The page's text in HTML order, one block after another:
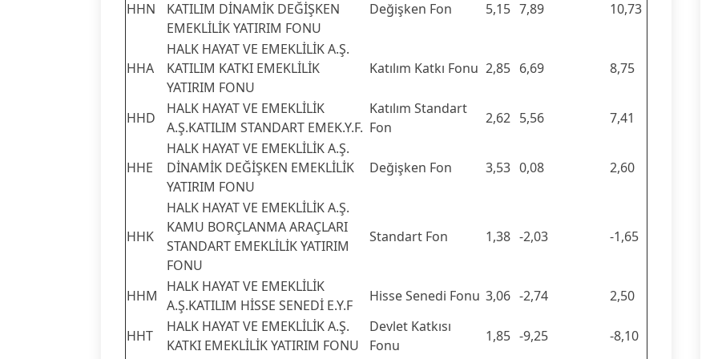
HHN
KATILIM DİNAMİK DEĞİŞKEN
EMEKLİLİK YATIRIM FONU
Değişken Fon 5,15 7,89 10,73
HHA
HALK HAYAT VE EMEKLİLİK A.Ş.
KATILIM KATKI EMEKLİLİK
YATIRIM FONU
Katılım Katkı Fonu 2,85 6,69 8,75
HHD
HALK HAYAT VE EMEKLİLİK
A.Ş.KATILIM STANDART EMEK.Y.F.
Katılım Standart
Fon
2,62 5,56 7,41
HHE
HALK HAYAT VE EMEKLİLİK A.Ş.
DİNAMİK DEĞİŞKEN EMEKLİLİK
YATIRIM FONU
Değişken Fon 3,53 0,08 2,60
HHK
HALK HAYAT VE EMEKLİLİK A.Ş.
KAMU BORÇLANMA ARAÇLARI
STANDART EMEKLİLİK YATIRIM
FONU
Standart Fon 1,38 -2,03 -1,65
HHM
HALK HAYAT VE EMEKLİLİK
A.Ş.KATILIM HİSSE SENEDİ E.Y.F
Hisse Senedi Fonu 3,06 -2,74 2,50
HHT
HALK HAYAT VE EMEKLİLİK A.Ş.
KATKI EMEKLİLİK YATIRIM FONU
Devlet Katkısı
Fonu
1,85 -9,25
-8,10